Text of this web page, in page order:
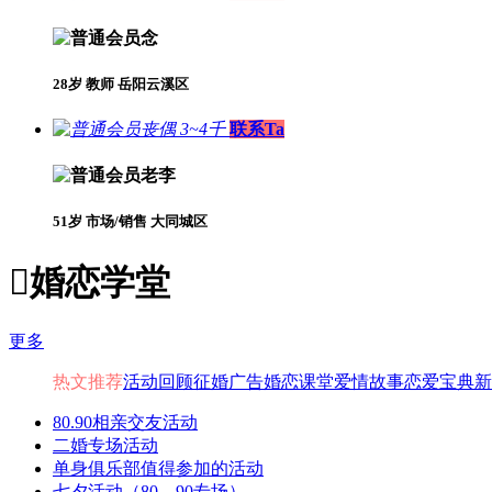
念
28岁 教师 岳阳云溪区
丧偶 3~4千联系Ta
老李
51岁 市场/销售 大同城区
婚恋学堂
更多
热文推荐活动回顾征婚广告婚恋课堂爱情故事恋爱宝典
80.90相亲交友活动
二婚专场活动
单身俱乐部值得参加的活动